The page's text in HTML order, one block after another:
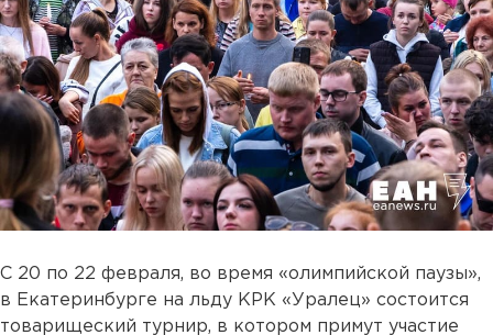
С 20 по 22 февраля, во время «олимпийской паузы»,
в Екатеринбурге на льду КРК «Уралец» состоится
товарищеский турнир, в котором примут участие